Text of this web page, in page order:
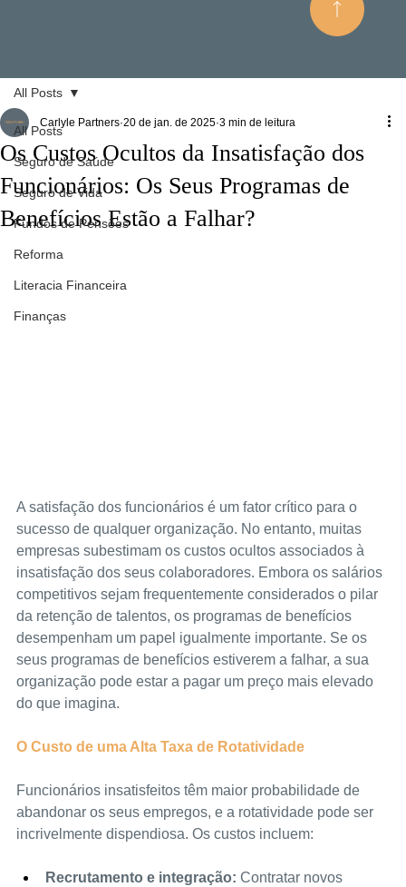
All Posts
Seguro de Saúde
Seguro de Vida
Fundos de Pensões
Reforma
Literacia Financeira
Finanças
All Posts
Os Custos Ocultos da Insatisfação dos
Funcionários: Os Seus Programas de
Benefícios Estão a Falhar?
Carlyle Partners 20 de jan. de 2025 3 min de leitura
A satisfação dos funcionários é um fator crítico para o
sucesso de qualquer organização. No entanto, muitas
empresas subestimam os custos ocultos associados à
insatisfação dos seus colaboradores. Embora os salários
competitivos sejam frequentemente considerados o pilar
da retenção de talentos, os programas de benefícios
desempenham um papel igualmente importante. Se os
seus programas de benefícios estiverem a falhar, a sua
organização pode estar a pagar um preço mais elevado
do que imagina.
O Custo de uma Alta Taxa de Rotatividade
Funcionários insatisfeitos têm maior probabilidade de
abandonar os seus empregos, e a rotatividade pode ser
incrivelmente dispendiosa. Os custos incluem:
Recrutamento e integração: Contratar novos